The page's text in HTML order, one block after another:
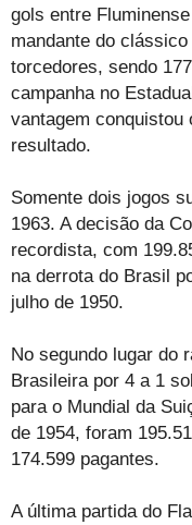
gols entre
mandante do
torcedores, sendo
campanha no
vantagem conquistou
resultado.
Somente dois jogos
1963. A decisão da
recordista, com
na derrota do Brasil
julho de 1950.
No segundo lugar do
Brasileira por 4 a 1
para o Mundial da
de 1954, foram
174.599 pagantes.
A última partida do